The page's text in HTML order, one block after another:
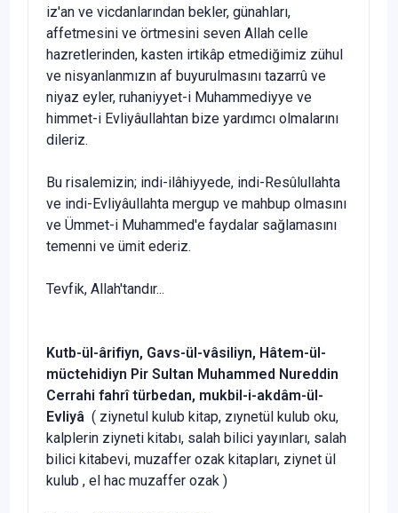
iz'an ve vicdanlarından bekler, günahları,
affetmesini ve örtmesini se­ven Allah celle
hazretlerinden, kasten irtikâp etmediğimiz zühul
ve nisyanlanmızın af buyurulmasını tazarrû ve
niyaz eyler, ruhaniyyet-i Muhammediyye ve
himmet-i Evliyâullahtan bize yardımcı olmalarını
di­leriz.
Bu risalemizin; indi-ilâhiyyede, indi-Resûlullahta
ve indi-Evliyâullahta mergup ve mahbup olmasını
ve Ümmet-i Muhammed'e faydalar sağlamasını
temenni ve ümit ederiz.
Tevfik, Allah'tandır...
Kutb-ül-ârifiyn, Gavs-ül-vâsiliyn, Hâtem-ül-
müctehidiyn Pir Sultan Muhammed Nureddin
Cerrahi fahrî türbedan, mukbil-i-akdâm-ül-
Evliyâ ( ziynetul kulub kitap, zıynetül kulub oku,
kalplerin ziyneti kitabı, salah bilici yayınları, salah
bilici kitabevi, muzaffer ozak kitapları, ziynet ül
kulub , el hac muzaffer ozak )